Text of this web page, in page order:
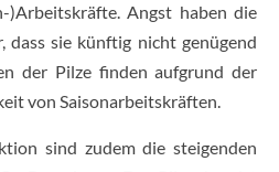
)Arbeitskräfte. Angst haben die
dass sie künftig nicht genügend
der Pilze finden aufgrund der
von Saisonarbeitskräften.
sind zudem die steigenden